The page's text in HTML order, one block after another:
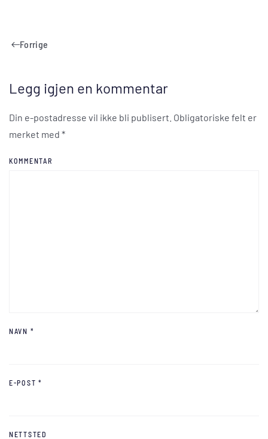
Forrige
Legg igjen en kommentar
Din e-postadresse vil ikke bli publisert. Obligatoriske felt er
merket med *
KOMMENTAR
NAVN *
E-POST *
NETTSTED